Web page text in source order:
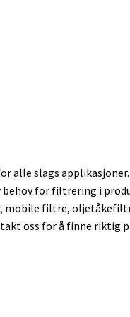
alle slags
for filtrering i
mobile filtre,
oss for å finne riktig